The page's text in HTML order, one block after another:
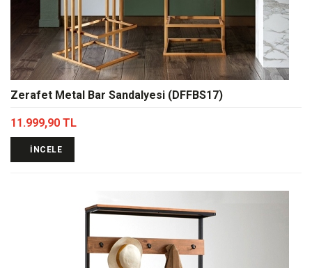
Zerafet Metal Bar Sandalyesi (DFFBS17)
11.999,90 TL
İNCELE